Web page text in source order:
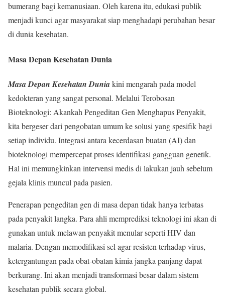
bumerang bagi kemanusiaan. Oleh karena itu, edukasi publik
menjadi kunci agar masyarakat siap menghadapi perubahan besar
di dunia kesehatan.
Masa Depan Kesehatan Dunia
Masa Depan Kesehatan Duniakini mengarah pada model
kedokteran yang sangat personal. Melalui Terobosan
Bioteknologi: Akankah Pengeditan Gen Menghapus Penyakit,
kita bergeser dari pengobatan umum ke solusi yang spesifik bagi
setiap individu. Integrasi antara kecerdasan buatan (AI) dan
bioteknologi mempercepat proses identifikasi gangguan genetik.
Hal ini memungkinkan intervensi medis di lakukan jauh sebelum
gejala klinis muncul pada pasien.
Penerapan pengeditan gen di masa depan tidak hanya terbatas
pada penyakit langka. Para ahli memprediksi teknologi ini akan di
gunakan untuk melawan penyakit menular seperti HIV dan
malaria. Dengan memodifikasi sel agar resisten terhadap virus,
ketergantungan pada obat-obatan kimia jangka panjang dapat
berkurang. Ini akan menjadi transformasi besar dalam sistem
kesehatan publik secara global.